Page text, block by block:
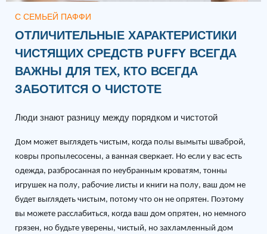
С СЕМЬЕЙ ПАФФИ
ОТЛИЧИТЕЛЬНЫЕ ХАРАКТЕРИСТИКИ
ЧИСТЯЩИХ СРЕДСТВ PUFFY ВСЕГДА
ВАЖНЫ ДЛЯ ТЕХ, КТО ВСЕГДА
ЗАБОТИТСЯ О ЧИСТОТЕ
Люди знают разницу между порядком и чистотой
Дом может выглядеть чистым, когда полы вымыты шваброй,
ковры пропылесосены, а ванная сверкает. Но если у вас есть
одежда, разбросанная по неубранным кроватям, тонны
игрушек на полу, рабочие листы и книги на полу, ваш дом не
будет выглядеть чистым, потому что он не опрятен. Поэтому
вы можете расслабиться, когда ваш дом опрятен, но немного
грязен, но будьте уверены, чистый, но захламленный дом